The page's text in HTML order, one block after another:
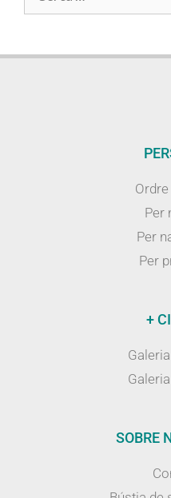
Per
Per
Per
+
SOBRE